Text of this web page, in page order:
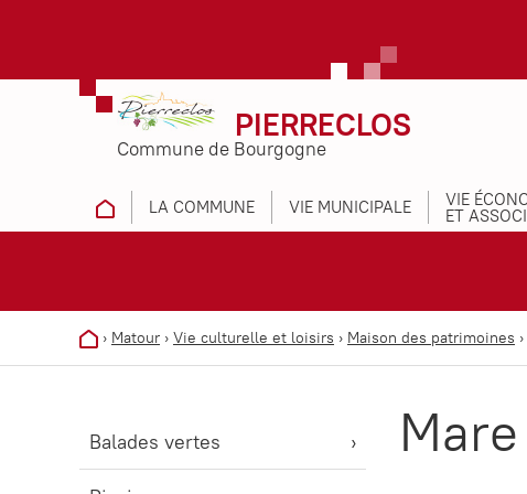
PIERRECLOS
Commune de Bourgogne
LA COMMUNE VIE MUNICIPALE VIE
ET
› Matour › Vie culturelle et loisirs › Maison des patrimoines ›
Balades vertes